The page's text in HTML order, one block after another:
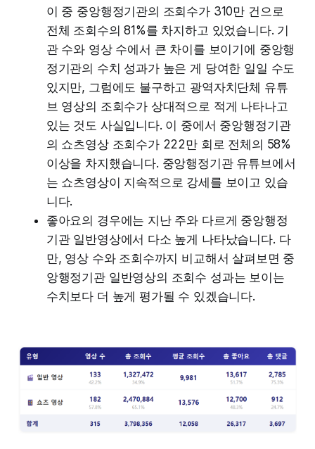
이 중 중앙행정기관의 조회수가 310만 건으로
전체 조회수의 81%를 차지하고 있었습니다. 기
관 수와 영상 수에서 큰 차이를 보이기에 중앙행
정기관의 수치 성과가 높은 게 당여한 일일 수도
있지만, 그럼에도 불구하고 광역자치단체 유튜
브 영상의 조회수가 상대적으로 적게 나타나고
있는 것도 사실입니다. 이 중에서 중앙행정기관
의 쇼츠영상 조회수가 222만 회로 전체의 58%
이상을 차지했습니다. 중앙행정기관 유튜브에서
는 쇼츠영상이 지속적으로 강세를 보이고 있습
니다.
좋아요의 경우에는 지난 주와 다르게 중앙행정
기관 일반영상에서 다소 높게 나타났습니다. 다
만, 영상 수와 조회수까지 비교해서 살펴보면 중
앙행정기관 일반영상의 조회수 성과는 보이는
수치보다 더 높게 평가될 수 있겠습니다.